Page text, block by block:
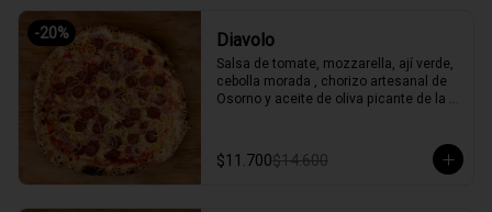
-20% Diavolo
Salsa de tomate, mozzarella, ají verde,
cebolla morada , chorizo artesanal de
Osorno y aceite de oliva picante de la
$11.700$14.600